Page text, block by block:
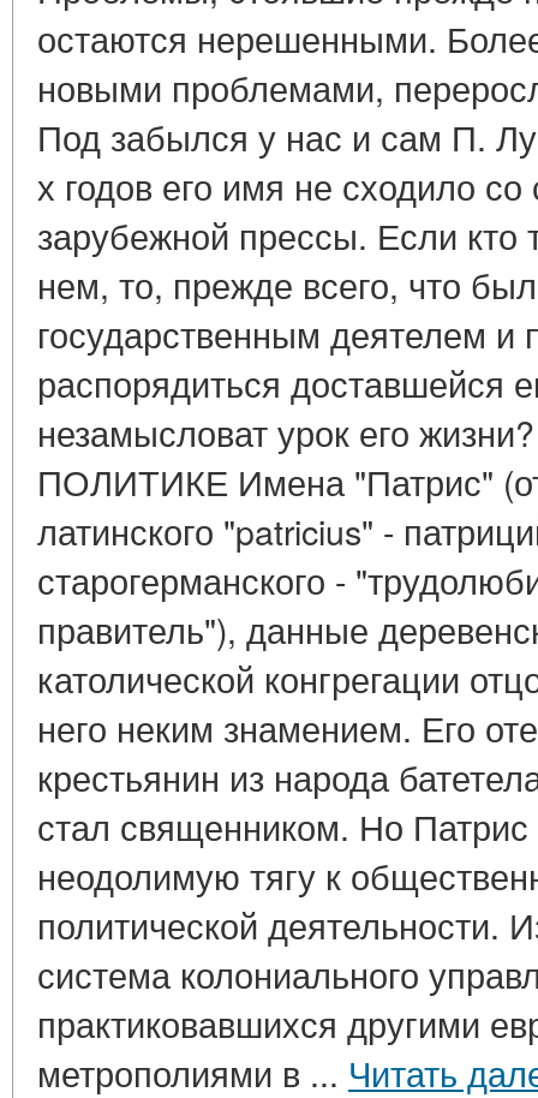
остаются нерешенными.
новыми проблемами,
Под забылся у нас и сам П.
х годов его имя не сходило
зарубежной прессы. Если кто
нем, то, прежде всего, что
государственным деятелем и
распорядиться доставшейся
незамысловат урок его
ПОЛИТИКЕ Имена "Патрис" (от
латинского "patricius" -
старогерманского -
правитель"), данные
католической конгрегации
него неким знамением. Его
крестьянин из народа
стал священником. Но
неодолимую тягу к
политической деятельности.
система колониального
практиковавшихся другими
метрополиями в ... Читать